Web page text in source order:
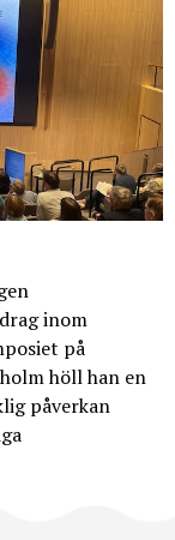
inom
på
höll han en
påverkan